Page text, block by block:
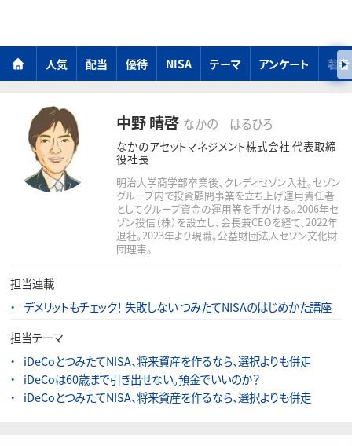
人気 配当 優待 NISA テーマ アンケート 著者
中野 晴啓 なかの はるひろ
なかのアセットマネジメント株式会社 代表取締
役社長
明治大学商学部卒業後、クレディセゾン入社。セゾン
グループ内で投資顧問事業を立ち上げ運用責任者
としてグループ資金の運用等を手がける。2006年セ
ゾン投信（株）を設立し、会長兼CEOを経て、2022年
退社。2023年より現職。公益財団法人セゾン文化財
団理事。
担当連載
デメリットもチェック！ 失敗しない つみたてNISAのはじめかた講座
担当テーマ
iDeCoとつみたてNISA、将来資産を作るなら、選択よりも併走
iDeCoは60歳まで引き出せない。預金でいいのか？
iDeCoとつみたてNISA、将来資産を作るなら、選択よりも併走